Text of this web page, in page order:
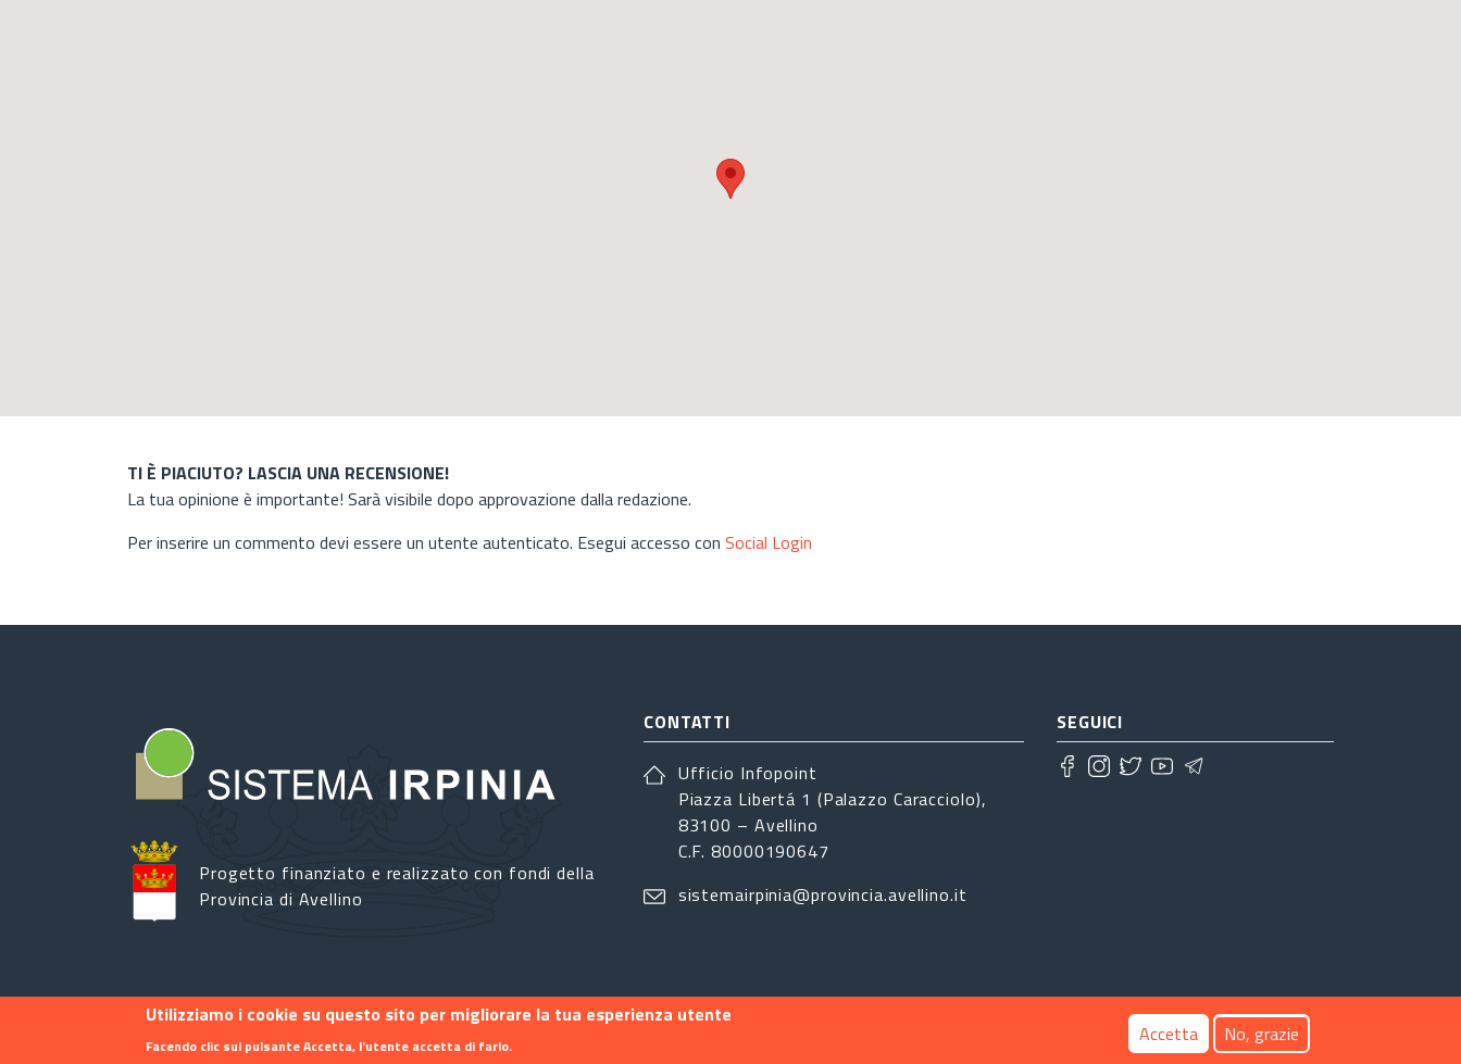
TI È PIACIUTO? LASCIA UNA RECENSIONE!
La tua opinione è importante! Sarà visibile dopo approvazione dalla redazione.
Per inserire un commento devi essere un utente autenticato. Esegui accesso con Social Login
Progetto finanziato e realizzato con fondi della
Provincia di Avellino
CONTATTI
Ufficio Infopoint
Piazza Libertá 1 (Palazzo Caracciolo),
83100 – Avellino
C.F. 80000190647
sistemairpinia@provincia.avellino.it
SEGUICI
Footer menu
Contatti Info Privacy
Utilizziamo i cookie su questo sito per migliorare la tua esperienza utente
Facendo clic sul pulsante Accetta, l'utente accetta di farlo. Accetta No, grazie